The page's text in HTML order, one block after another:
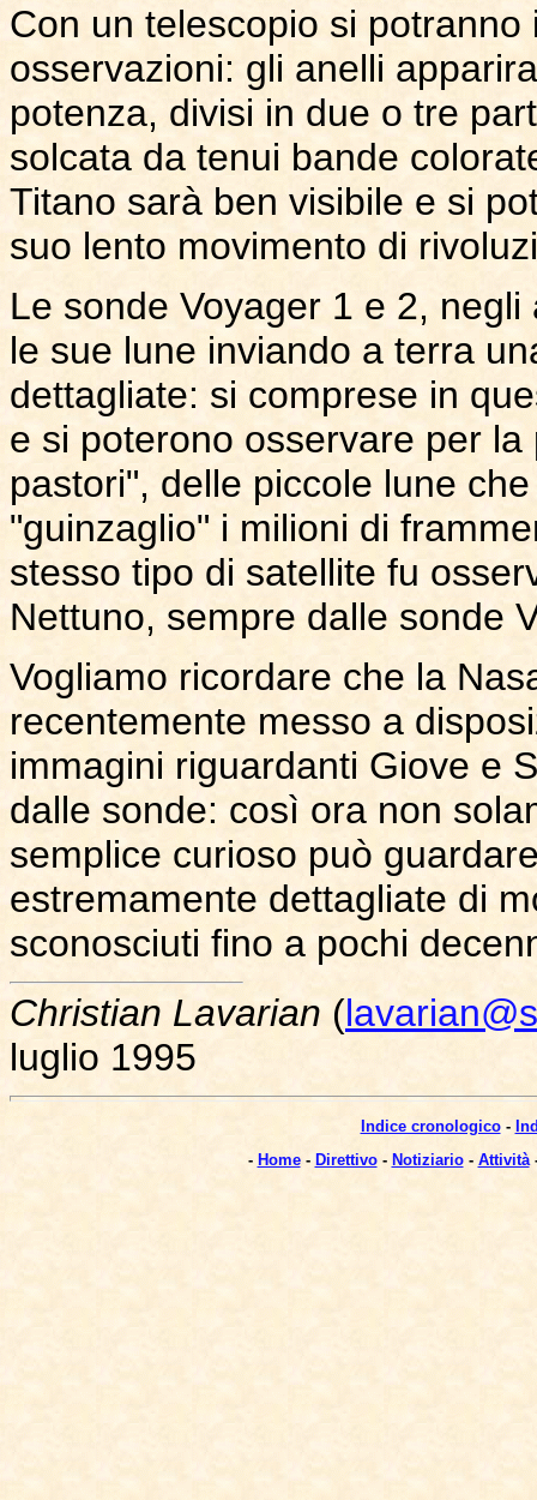
Con un telescopio si
osservazioni: gli anelli
potenza, divisi in due o tre
solcata da tenui bande
Titano sarà ben visibile e si
suo lento movimento di
Le sonde Voyager 1 e 2,
le sue lune inviando a terra
dettagliate: si comprese in
e si poterono osservare per
pastori", delle piccole lune
"guinzaglio" i milioni di
stesso tipo di satellite fu
Nettuno, sempre dalle sonde
Vogliamo ricordare che la
recentemente messo a
immagini riguardanti Giove e
dalle sonde: così ora non
semplice curioso può
estremamente dettagliate di
sconosciuti fino a pochi
Christian Lavarian (
luglio 1995
Indice cronologico-
- Home- Direttivo- Notiziario- Attività